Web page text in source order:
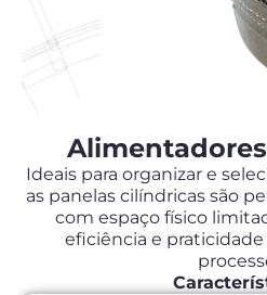
Ideais para organizar e
as panelas cilíndricas são
com espaço físico
eficiência e